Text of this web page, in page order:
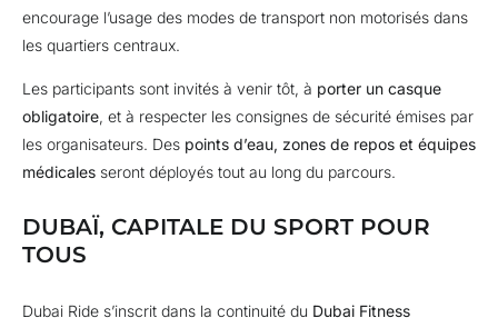
encourage l’usage des modes de transport non motorisés dans
les quartiers centraux.
Les participants sont invités à venir tôt, à porter un casque
obligatoire, et à respecter les consignes de sécurité émises par
les organisateurs. Des points d’eau, zones de repos et équipes
médicales seront déployés tout au long du parcours.
DUBAÏ, CAPITALE DU SPORT POUR
TOUS
Dubai Ride s’inscrit dans la continuité du Dubai Fitness